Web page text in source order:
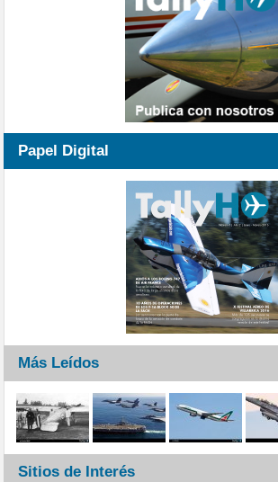
Papel Digital
Más Leídos
Sitios de Interés